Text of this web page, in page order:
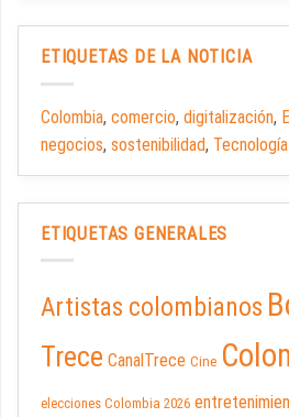
ETIQUETAS DE LA NOTICIA
Colombia, comercio, digitalización,
negocios, sostenibilidad, Tecnología
ETIQUETAS GENERALES
Artistas colombianos
Trece CanalTrece Cine
elecciones Colombia 2026